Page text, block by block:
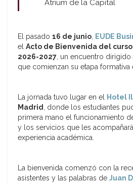
Atrium de la Capital
El pasado 16 de junio, EUDE
el Acto de Bienvenida del
2026-2027, un encuentro
que comienzan su etapa formativa
La jornada tuvo lugar en el Hotel
Madrid, donde los estudiantes
primera mano el funcionamiento
y los servicios que les
experiencia académica.
La bienvenida comenzó con la
asistentes y las palabras de Juan